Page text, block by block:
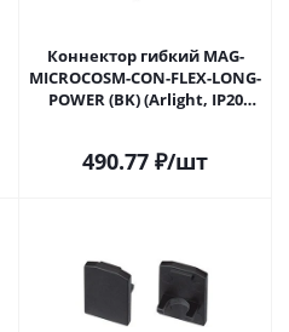
Коннектор гибкий MAG-
MICROCOSM-CON-FLEX-LONG-
POWER (BK) (Arlight, IP20
490.77 ₽/шт